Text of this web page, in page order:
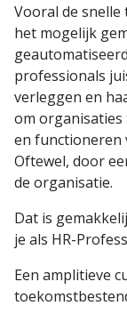
Vooral de
het mogelijk
professionals
verleggen en
om
en functioneren
Oftewel, door
de organisatie.
Dat is
je als HR-
Een amplitieve